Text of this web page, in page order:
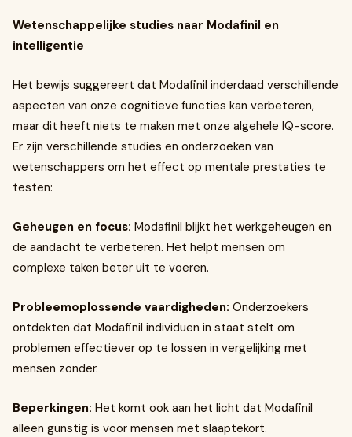
Wetenschappelijke studies naar Modafinil en
intelligentie
Het bewijs suggereert dat Modafinil inderdaad verschillende
aspecten van onze cognitieve functies kan verbeteren,
maar dit heeft niets te maken met onze algehele IQ-score.
Er zijn verschillende studies en onderzoeken van
wetenschappers om het effect op mentale prestaties te
testen:
Geheugen en focus: Modafinil blijkt het werkgeheugen en
de aandacht te verbeteren. Het helpt mensen om
complexe taken beter uit te voeren.
Probleemoplossende vaardigheden: Onderzoekers
ontdekten dat Modafinil individuen in staat stelt om
problemen effectiever op te lossen in vergelijking met
mensen zonder.
Beperkingen: Het komt ook aan het licht dat Modafinil
alleen gunstig is voor mensen met slaaptekort.